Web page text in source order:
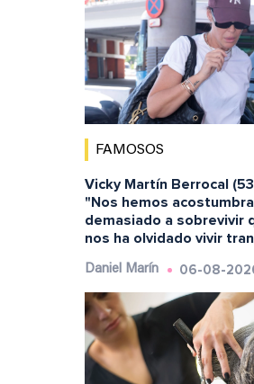
FAMOSOS
Vicky Martín Berrocal
"Nos hemos
demasiado a sobrevivir
nos ha olvidado vivir
Daniel Marín 06-08-